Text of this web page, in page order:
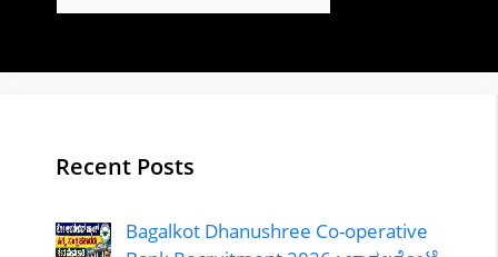
Recent Posts
Bagalkot Dhanushree Co-operative